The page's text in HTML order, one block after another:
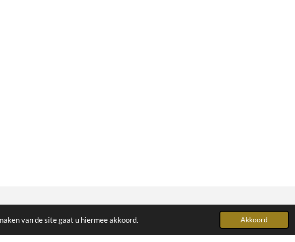
van de site gaat u hiermee akkoord. Akkoord